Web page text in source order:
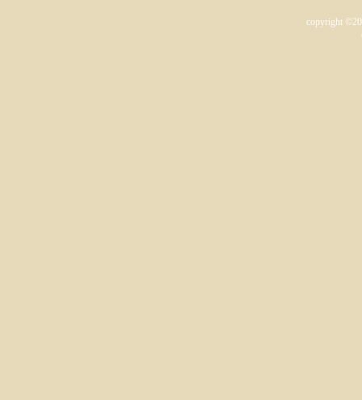
copyright